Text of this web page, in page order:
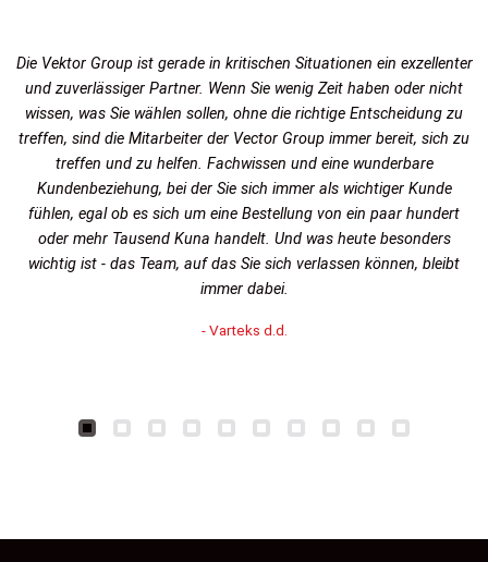
Die Vektor Group ist gerade in kritischen Situationen ein exzellenter
und zuverlässiger Partner. Wenn Sie wenig Zeit haben oder nicht
wissen, was Sie wählen sollen, ohne die richtige Entscheidung zu
treffen, sind die Mitarbeiter der Vector Group immer bereit, sich zu
treffen und zu helfen. Fachwissen und eine wunderbare
Kundenbeziehung, bei der Sie sich immer als wichtiger Kunde
fühlen, egal ob es sich um eine Bestellung von ein paar hundert
oder mehr Tausend Kuna handelt. Und was heute besonders
wichtig ist - das Team, auf das Sie sich verlassen können, bleibt
immer dabei.
- Varteks d.d.